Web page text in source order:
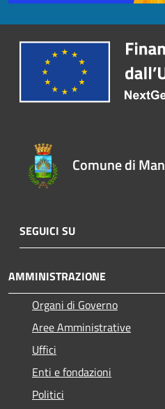
Comune di
SEGUICI SU
AMMINISTRAZIONE
Organi di Governo
Aree Amministrative
Uffici
Enti e fondazioni
Politici